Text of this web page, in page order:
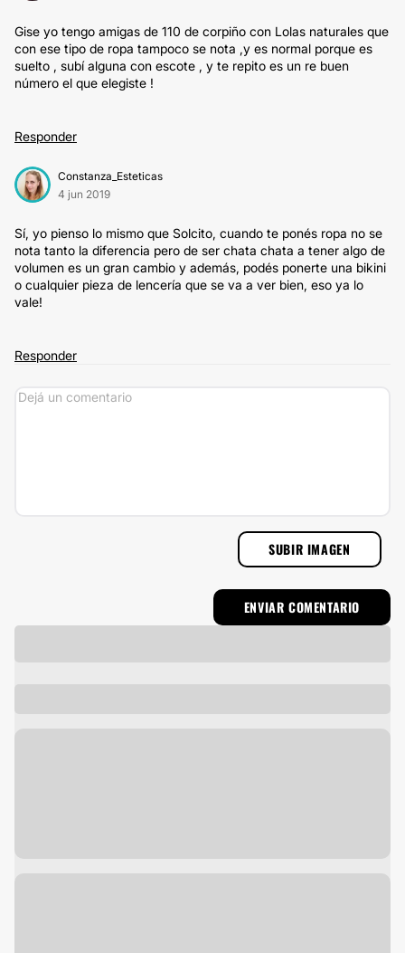
Gise yo tengo amigas de 110 de corpiño con Lolas naturales que
con ese tipo de ropa tampoco se nota ,y es normal porque es
suelto , subí alguna con escote , y te repito es un re buen
número el que elegiste !
Responder
Constanza_Esteticas
4 jun 2019
Sí, yo pienso lo mismo que Solcito, cuando te ponés ropa no se
nota tanto la diferencia pero de ser chata chata a tener algo de
volumen es un gran cambio y además, podés ponerte una bikini
o cualquier pieza de lencería que se va a ver bien, eso ya lo
vale!
Responder
SUBIR IMAGEN